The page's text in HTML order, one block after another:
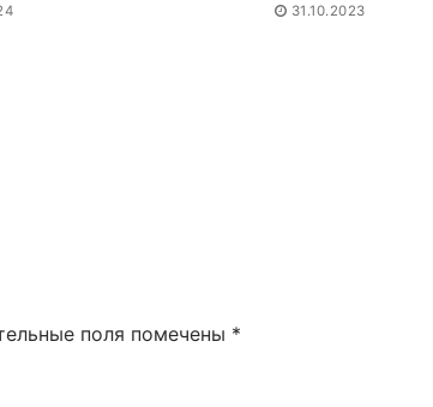
31.10.2023
поля помечены *